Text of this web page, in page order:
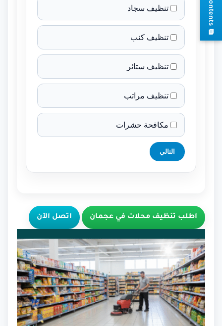
تنظيف سجاد
تنظيف كنب
تنظيف ستائر
تنظيف مراتب
مكافحة حشرات
التالي
اطلب تنظيف محلات في عجمان اتصل الآن
s